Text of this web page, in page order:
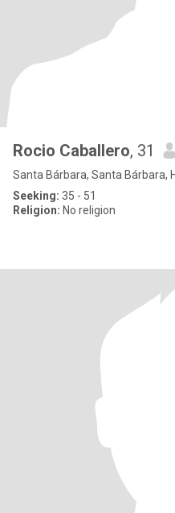
Rocio Caballero, 31
Santa Bárbara, Santa Bárbara,
Seeking: 35 - 51
Religion: No religion